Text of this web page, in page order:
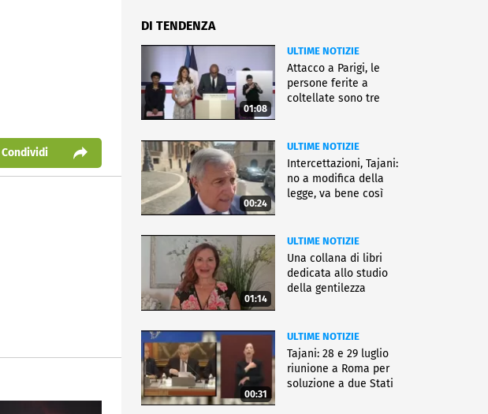
Condividi
DI TENDENZA
01:08
ULTIME NOTIZIE
Attacco a Parigi, le
persone ferite a
coltellate sono tre
00:24
ULTIME NOTIZIE
Intercettazioni, Tajani:
no a modifica della
legge, va bene così
01:14
ULTIME NOTIZIE
Una collana di libri
dedicata allo studio
della gentilezza
00:31
ULTIME NOTIZIE
Tajani: 28 e 29 luglio
riunione a Roma per
soluzione a due Stati